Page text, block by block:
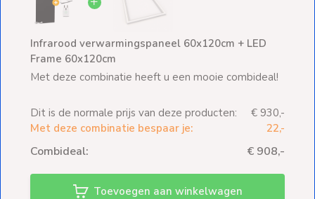
Infrarood verwarmingspaneel 60x120cm + LED
Frame 60x120cm
Met deze combinatie heeft u een mooie combideal!
Dit is de normale prijs van deze producten:
€ 930,-
Met deze combinatie bespaar je:
22,-
Combideal: € 908,-
Toevoegen aan winkelwagen